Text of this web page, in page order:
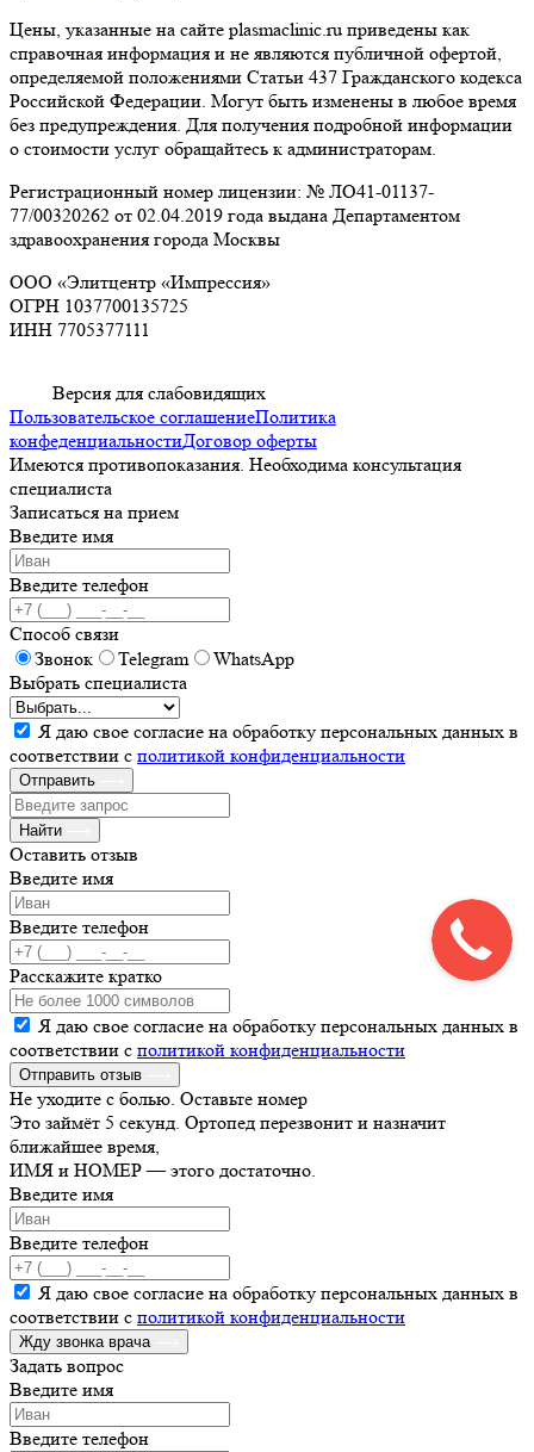
Цены, указанные на сайте plasmaclinic.ru приведены как
справочная информация и не являются публичной офертой,
определяемой положениями Статьи 437 Гражданского кодекса
Российской Федерации. Могут быть изменены в любое время
без предупреждения. Для получения подробной информации
о стоимости услуг обращайтесь к администраторам.
Регистрационный номер лицензии: № ЛО41-01137-
77/00320262 от 02.04.2019 года выдана Департаментом
здравоохранения города Москвы
ООО «Элитцентр «Импрессия»
ОГРН 1037700135725
ИНН 7705377111
Версия для слабовидящих
Пользовательское соглашениеПолитика
конфеденциальностиДоговор оферты
Имеются противопоказания. Необходима консультация
специалиста
Записаться на прием
Введите имя
Введите телефон
Способ связи
Звонок
Telegram
WhatsApp
Выбрать специалиста
Я даю свое согласие на обработку персональных данных в
соответствии с политикой конфиденциальности
Отправить
Найти
Оставить отзыв
Введите имя
Введите телефон
Расскажите кратко
Я даю свое согласие на обработку персональных данных в
соответствии с политикой конфиденциальности
Отправить отзыв
Не уходите с болью. Оставьте номер
Это займёт 5 секунд. Ортопед перезвонит и назначит
ближайшее время,
ИМЯ и НОМЕР — этого достаточно.
Введите имя
Введите телефон
Я даю свое согласие на обработку персональных данных в
соответствии с политикой конфиденциальности
Жду звонка врача
Задать вопрос
Введите имя
Введите телефон